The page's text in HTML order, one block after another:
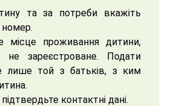
та за потреби вкажіть
місце проживання дитини,
зареєстроване. Подати
лише той з батьків, з ким
контактні дані.